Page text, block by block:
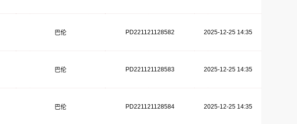
巴伦 PD221121128582 2025-12-25 14:35
巴伦 PD221121128583 2025-12-25 14:35
巴伦 PD221121128584 2025-12-25 14:35